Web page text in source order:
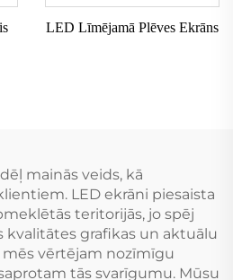
LED Līmējamā Plēves Ekrāns
mainās veids, kā
LED ekrāni piesaista
teritorijās, jo spēj
kvalitātes grafikas un aktuālu
mēs vērtējam nozīmīgu
tās svarīgumu. Mūsu